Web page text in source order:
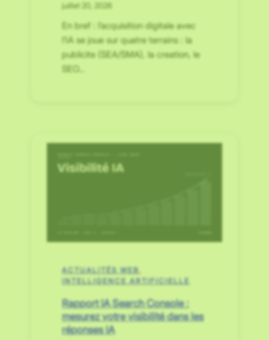
juillet 20, 2026
En bref : l’acquisition digitale avec
l’IA se joue sur quatre terrains : la
publicite (SEA/SMA), la creation, le
SEO…
ACTUALITÉS WEB
INTELLIGENCE ARTIFICIELLE
Rapport IA Search Console :
mesurez votre visibilité dans les
réponses IA